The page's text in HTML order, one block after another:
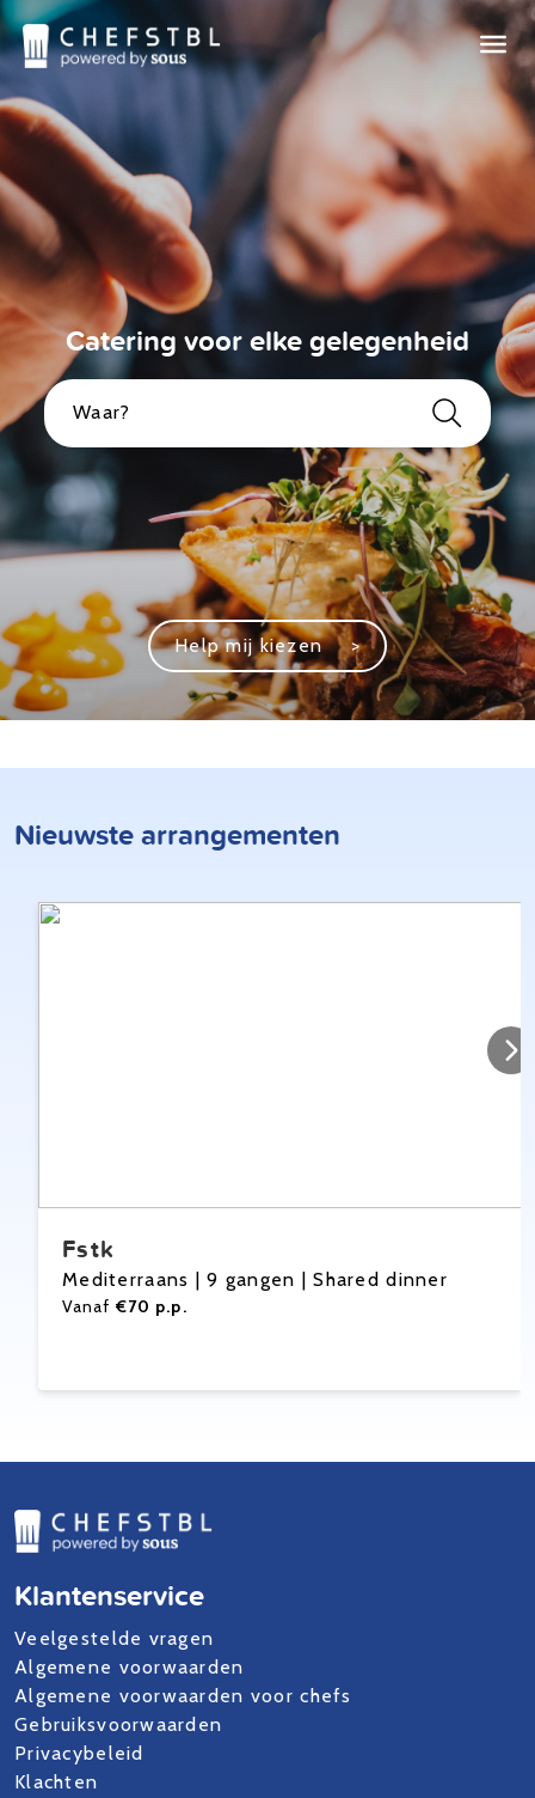
Catering voor elke gelegenheid
Waar?
Help mij kiezen >
Nieuwste arrangementen
Fstk
Mediterraans | 9 gangen | Shared dinner
Vanaf €70 p.p.
Klantenservice
Veelgestelde vragen
Algemene voorwaarden
Algemene voorwaarden voor chefs
Gebruiksvoorwaarden
Privacybeleid
Klachten